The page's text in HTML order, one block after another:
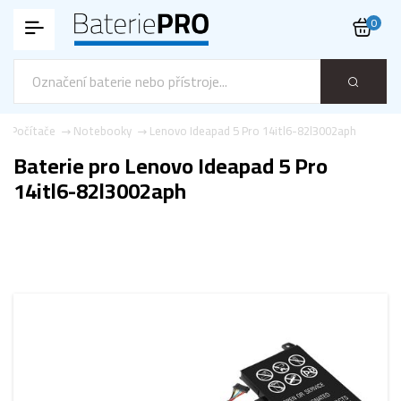
0
Lenovo Ideapad 5 Pro 14itl6-82l3002aph
Notebooky
Počítače
Baterie pro Lenovo Ideapad 5 Pro
14itl6-82l3002aph